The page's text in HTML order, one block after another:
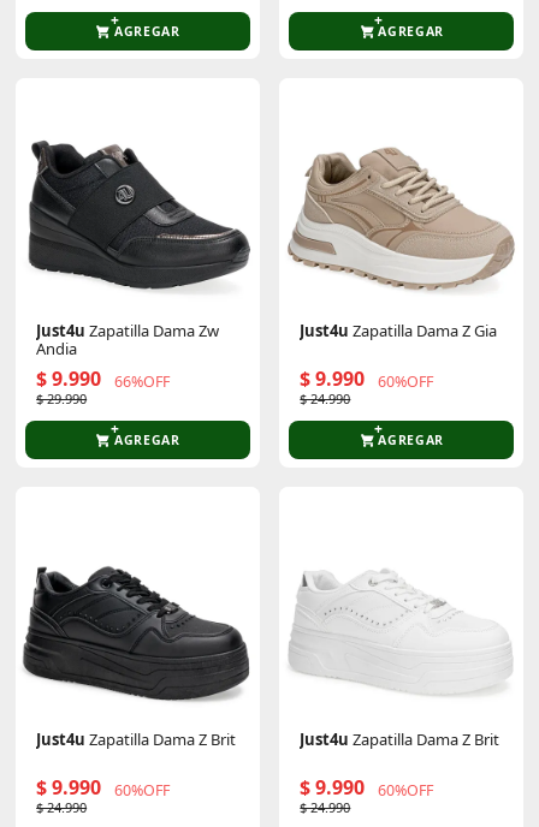
AGREGAR AGREGAR
Just4u Zapatilla Dama Zw
Andia
$ 9.990 66%OFF
$ 29.990
AGREGAR
Just4u Zapatilla Dama Z Gia
$ 9.990 60%OFF
$ 24.990
AGREGAR
Just4u Zapatilla Dama Z Brit
$ 9.990 60%OFF
$ 24.990
Just4u Zapatilla Dama Z Brit
$ 9.990 60%OFF
$ 24.990